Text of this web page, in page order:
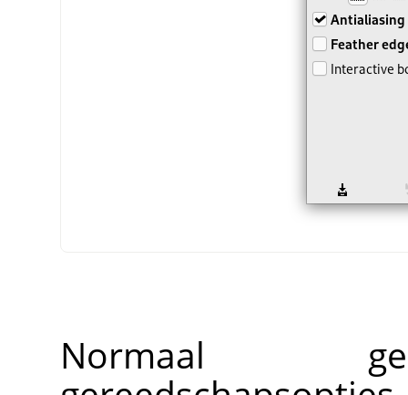
Normaal